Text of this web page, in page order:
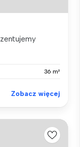
36 m²
Zobacz więcej